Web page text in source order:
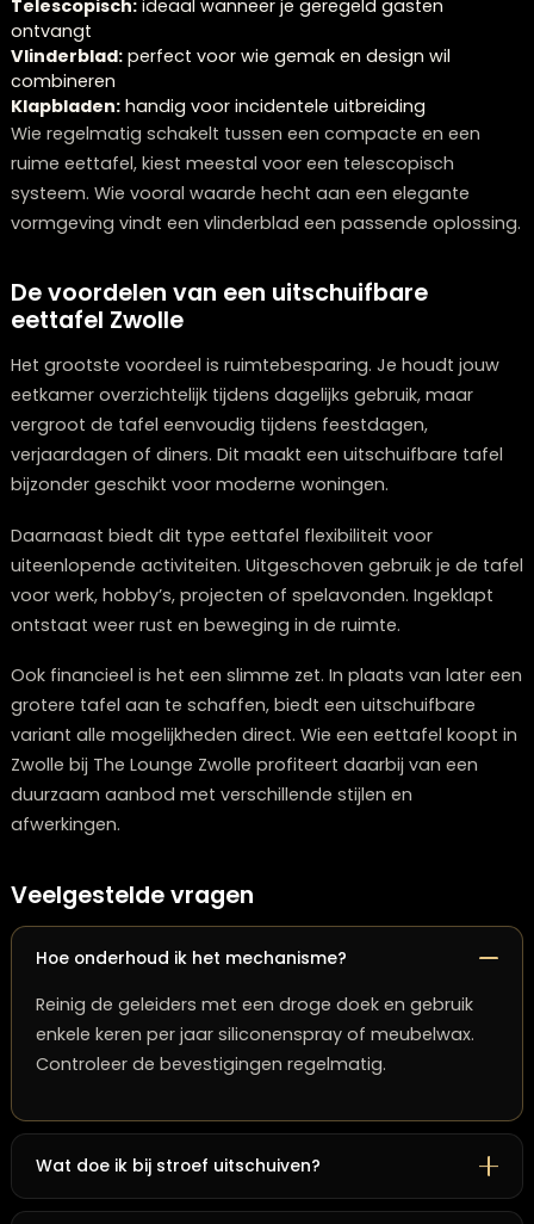
Plan een stijlconsult
Welk mechanisme past het best?
Het juiste uitschuifmechanisme hangt af van hoe
de tafel gebruikt en welke functies belangrijk voor je
Telescopisch:ideaal wanneer je geregeld gasten
ontvangt
Vlinderblad:perfect voor wie gemak en design wil
combineren
Klapbladen: handig voor incidentele uitbreiding
Wie regelmatig schakelt tussen een compacte en een
ruime eettafel, kiest meestal voor een telescopisch
systeem. Wie vooral waarde hecht aan een elegante
vormgeving vindt een vlinderblad een passende
De voordelen van een uitschuifbare
eettafel Zwolle
Het grootste voordeel is ruimtebesparing. Je houdt
eetkamer overzichtelijk tijdens dagelijks gebruik, maar
vergroot de tafel eenvoudig tijdens feestdagen,
bijzonder geschikt voor moderne woningen.
Daarnaast biedt dit type eettafel flexibiliteit voor
voor werk, hobby’s, projecten of spelavonden.
ontstaat weer rust en beweging in de ruimte.
Ook financieel is het een slimme zet. In plaats van
grotere tafel aan te schaffen, biedt een uitschuifbare
variant alle mogelijkheden direct. Wie een eettafel
Zwolle bij The Lounge Zwolle profiteert daarbij van een